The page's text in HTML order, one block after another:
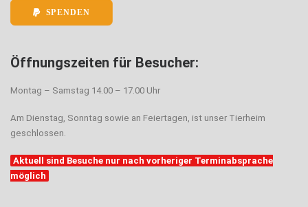
SPENDEN
Öffnungszeiten für Besucher:
Montag – Samstag 14.00 – 17.00 Uhr
Am Dienstag, Sonntag sowie an Feiertagen, ist unser Tierheim
geschlossen.
Aktuell sind Besuche nur nach vorheriger Terminabsprache
möglich